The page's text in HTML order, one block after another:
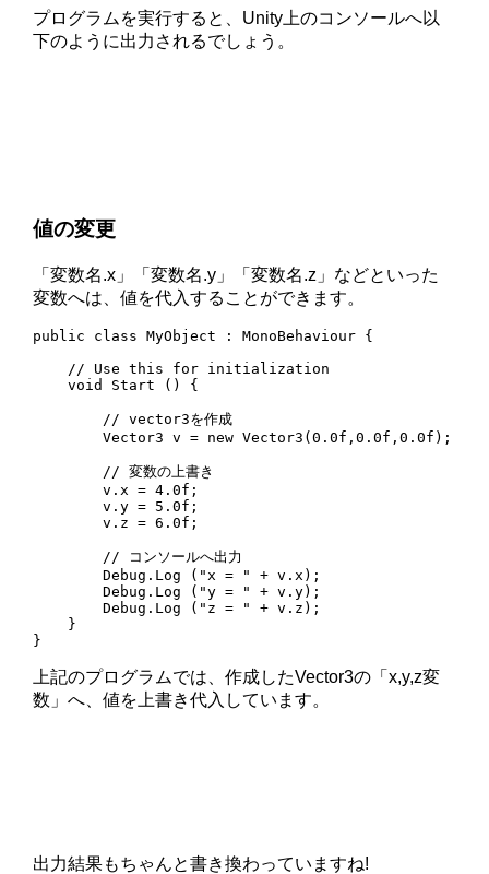
プログラムを実行すると、Unity上のコンソールへ以
下のように出力されるでしょう。
値の変更
「変数名.x」「変数名.y」「変数名.z」などといった
変数へは、値を代入することができます。
public class MyObject : MonoBehaviour {
    // Use this for initialization
    void Start () {
        // vector3を作成
        Vector3 v = new Vector3(0.0f,0.0f,0.0f);
        // 変数の上書き
        v.x = 4.0f;
        v.y = 5.0f;
        v.z = 6.0f;
        // コンソールへ出力
        Debug.Log ("x = " + v.x);
        Debug.Log ("y = " + v.y);
        Debug.Log ("z = " + v.z);
    }
}
上記のプログラムでは、作成したVector3の「x,y,z変
数」へ、値を上書き代入しています。
出力結果もちゃんと書き換わっていますね!